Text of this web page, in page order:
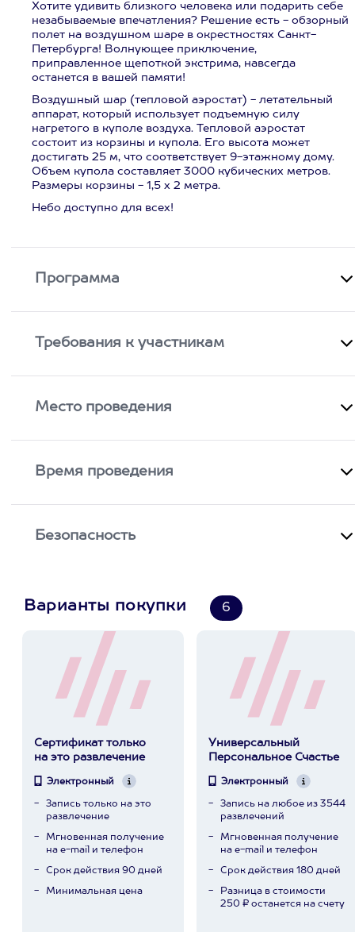
Хотите удивить близкого человека или подарить себе
незабываемые впечатления? Решение есть - обзорный
полет на воздушном шаре в окрестностях Санкт-
Петербурга! Волнующее приключение,
приправленное щепоткой экстрима, навсегда
останется в вашей памяти!
Воздушный шар (тепловой аэростат) - летательный
аппарат, который использует подъемную силу
нагретого в куполе воздуха. Тепловой аэростат
состоит из корзины и купола. Его высота может
достигать 25 м, что соответствует 9-этажному дому.
Объем купола составляет 3000 кубических метров.
Размеры корзины - 1,5 х 2 метра.
Небо доступно для всех!
Программа
Требования к участникам
Место проведения
Время проведения
Безопасность
Варианты покупки 6
Сертификат только
на это развлечение
Электронный
Запись только на это
развлечение
Мгновенная получение
на e-mail и телефон
Срок действия 90 дней
Минимальная цена
Универсальный
Персональное Счастье
Электронный
Запись на любое из 3544
развлечений
Мгновенная получение
на e-mail и телефон
Срок действия 180 дней
Разница в стоимости
250 ₽ останется на счету